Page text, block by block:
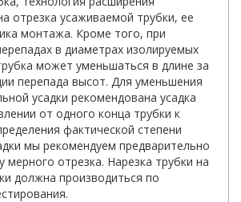
отрезка усаживаемой трубки, ее
монтажа. Кроме того, при
в диаметрах изолируемых
может уменьшаться в длине за
перепада высот. Для уменьшения
усадки рекомендована усадка
от одного конца трубки к
фактической степени
мы рекомендуем предварительно
мерного отрезка. Нарезка трубки на
должна производиться по